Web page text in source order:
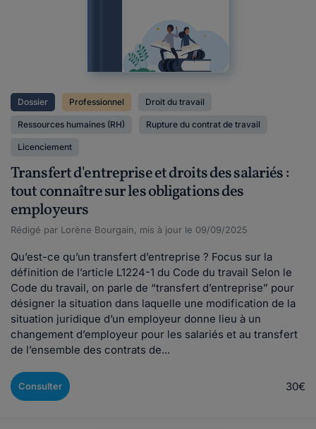
Dossier Professionnel Droit du travail
Ressources humaines (RH) Rupture du contrat de travail
Licenciement
Transfert d'entreprise et droits des salariés :
tout connaître sur les obligations des
employeurs
Rédigé par Lorène Bourgain, mis à jour le 09/09/2025
Qu’est-ce qu’un transfert d’entreprise ? Focus sur la
définition de l’article L1224-1 du Code du travail Selon le
Code du travail, on parle de “transfert d’entreprise” pour
désigner la situation dans laquelle une modification de la
situation juridique d’un employeur donne lieu à un
changement d’employeur pour les salariés et au transfert
de l’ensemble des contrats de...
Consulter 30€